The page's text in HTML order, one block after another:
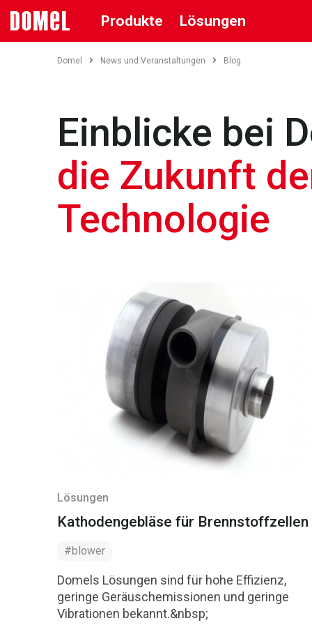
Produkte Lösungen
Domel News und Veranstaltungen Blog
Einblicke bei
die Zukunft
Technologie
Lösungen
Kathodengebläse für Brennstoffzellen
#blower
Domels Lösungen sind für hohe Effizienz,
geringe Geräuschemissionen und geringe
Vibrationen bekannt.&nbsp;